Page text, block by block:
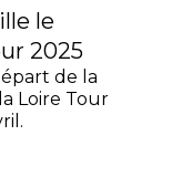
le
2025
de la
Loire Tour